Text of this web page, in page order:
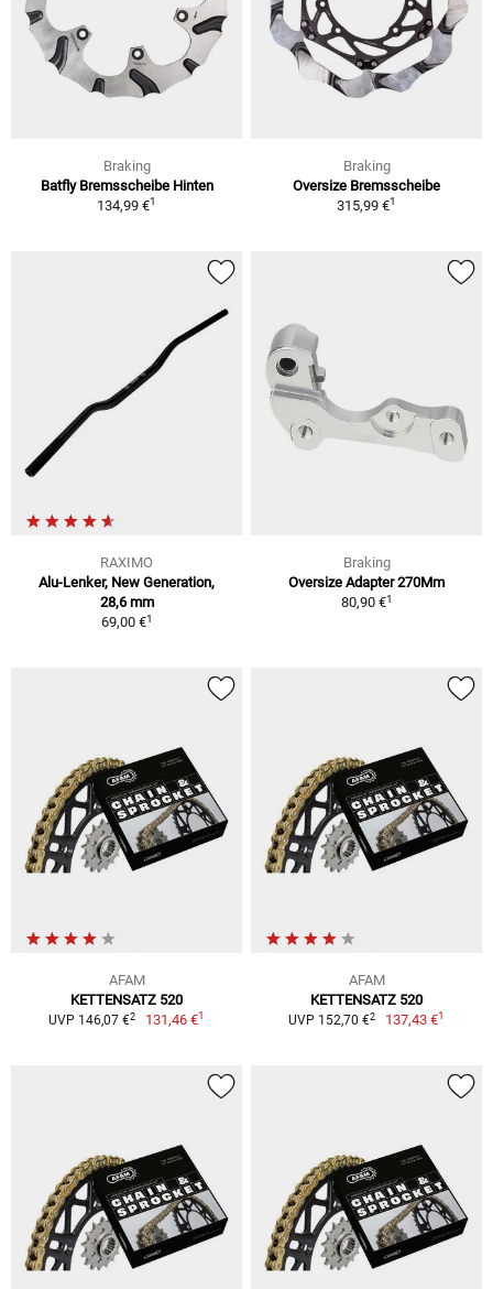
Braking
Batfly Bremsscheibe Hinten
134,99 €1
Braking
Oversize Bremsscheibe
315,99 €1
RAXIMO
Alu-Lenker, New Generation,
28,6 mm
69,00 €1
Braking
Oversize Adapter 270Mm
80,90 €1
AFAM
KETTENSATZ 520
UVP 146,07 €2 131,46 €1
AFAM
KETTENSATZ 520
UVP 152,70 €2 137,43 €1